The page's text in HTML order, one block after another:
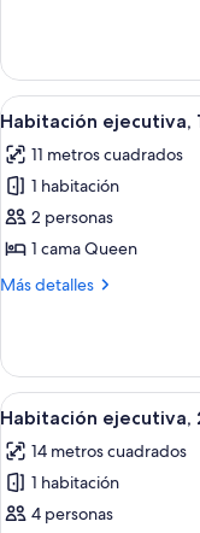
(Queen
Suite)
Abrir
todas
las
fotos
de
Habitación
ejecutiva,
Queen
size
4
Habitación ejecutiva,
11 metros cuadrados
1 habitación
2 personas
1 cama Queen
Más detalles
Más
ejecutiva,
cama
size
Abrir
todas
las
fotos
de
4
Habitación ejecutiva,
14 metros cuadrados
1 habitación
4 personas